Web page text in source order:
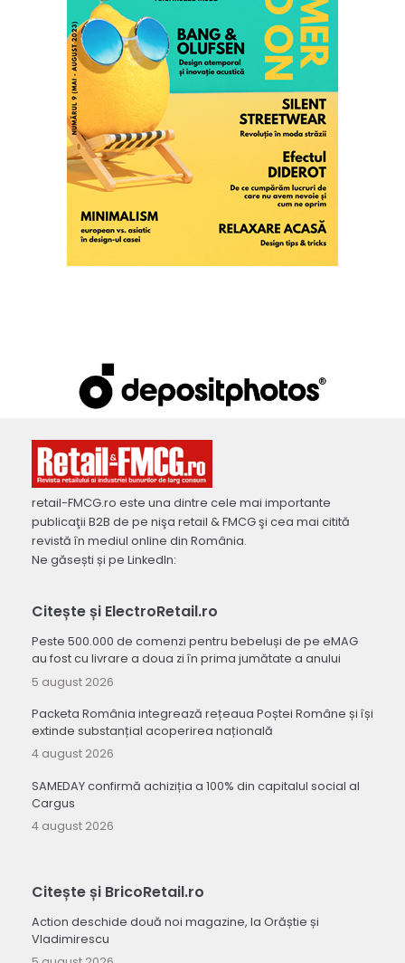
retail-FMCG.ro este una dintre cele mai importante
publicaţii B2B de pe nişa retail & FMCG şi cea mai citită
revistă în mediul online din România.
Ne găsești și pe LinkedIn:
Citește și ElectroRetail.ro
Peste 500.000 de comenzi pentru bebeluși de pe eMAG
au fost cu livrare a doua zi în prima jumătate a anului
5 august 2026
Packeta România integrează rețeaua Poștei Române și își
extinde substanțial acoperirea națională
4 august 2026
SAMEDAY confirmă achiziția a 100% din capitalul social al
Cargus
4 august 2026
Citește și BricoRetail.ro
Action deschide două noi magazine, la Orăștie și
Vladimirescu